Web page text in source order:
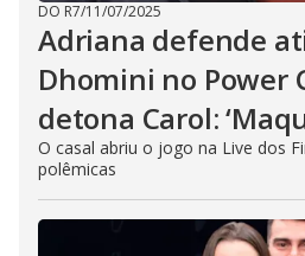
DO R7/11/07/2025
Adriana defende
Dhomini no Power
detona Carol:
O casal abriu o jogo na Live dos
polêmicas